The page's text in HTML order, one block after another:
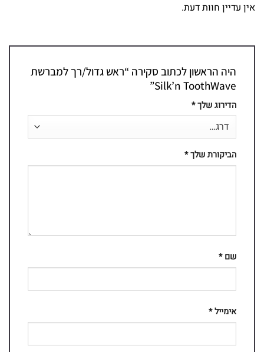
אין עדיין חוות דעת.
היה הראשון לכתוב סקירה “ראש גדול/רך למברשת
Silk’n ToothWave”
הדירוג שלך*
הביקורת שלך*
שם*
אימייל*